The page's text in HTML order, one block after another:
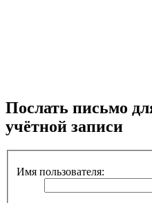
Послать письмо
учётной записи
Имя пользователя: